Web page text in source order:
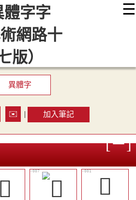
☰
題 編輯說明
站導覽
異體字
✉️ | 加入筆記
𥨼